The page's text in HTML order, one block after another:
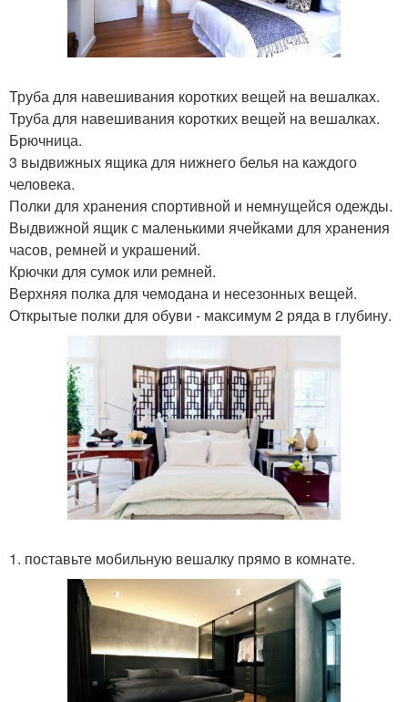
Труба для навешивания коротких вещей на вешалках.
Труба для навешивания коротких вещей на вешалках.
Брючница.
3 выдвижных ящика для нижнего белья на каждого
человека.
Полки для хранения спортивной и немнущейся одежды.
Выдвижной ящик с маленькими ячейками для хранения
часов, ремней и украшений.
Крючки для сумок или ремней.
Верхняя полка для чемодана и несезонных вещей.
Открытые полки для обуви - максимум 2 ряда в глубину.
1. поставьте мобильную вешалку прямо в комнате.